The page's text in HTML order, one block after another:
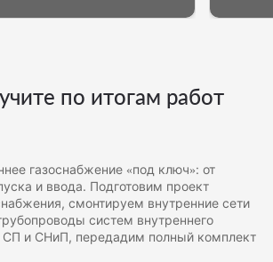
по итогам работ
газоснабжение «под ключ»: от
и ввода. Подготовим проект
смонтируем внутренние сети
систем внутреннего
СП и СНиП, передадим полный комплект